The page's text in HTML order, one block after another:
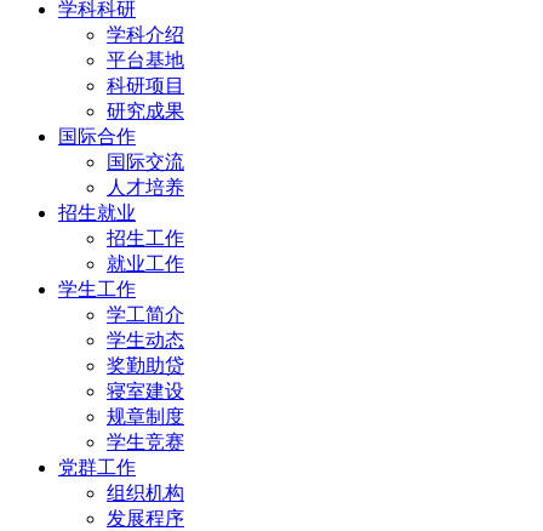
学科科研
学科介绍
平台基地
科研项目
研究成果
国际合作
国际交流
人才培养
招生就业
招生工作
就业工作
学生工作
学工简介
学生动态
奖勤助贷
寝室建设
规章制度
学生竞赛
党群工作
组织机构
发展程序